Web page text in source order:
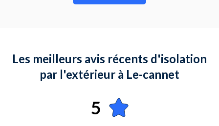
Les meilleurs avis récents d'isolation
par l'extérieur à Le-cannet
5